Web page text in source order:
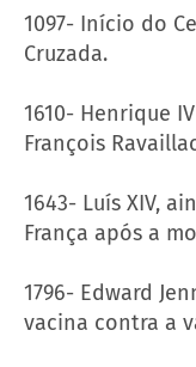
1097- Início do
Cruzada.
1610- Henrique
François
1643- Luís XIV,
França após a
1796- Edward
vacina contra a